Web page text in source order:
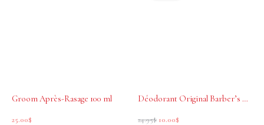
Groom Après-Rasage 100 ml
25.00$
Déodorant Original Barber’s 60 ml
24.95$ 10.00$